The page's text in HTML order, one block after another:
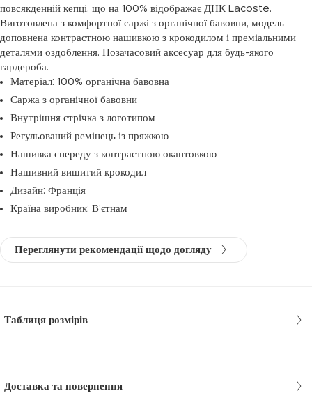
повсякденній кепці, що на 100% відображає ДНК Lacoste.
Виготовлена з комфортної саржі з органічної бавовни, модель
доповнена контрастною нашивкою з крокодилом і преміальними
деталями оздоблення. Позачасовий аксесуар для будь-якого
гардероба.
Матеріал: 100% органічна бавовна
Саржа з органічної бавовни
Внутрішня стрічка з логотипом
Регульований ремінець із пряжкою
Нашивка спереду з контрастною окантовкою
Нашивний вишитий крокодил
Дизайн: Франція
Країна виробник: В'єтнам
Переглянути рекомендації щодо догляду
Таблиця розмірів
Доставка та повернення